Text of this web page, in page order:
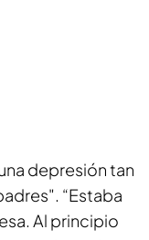
depresión tan
“Estaba
Al principio